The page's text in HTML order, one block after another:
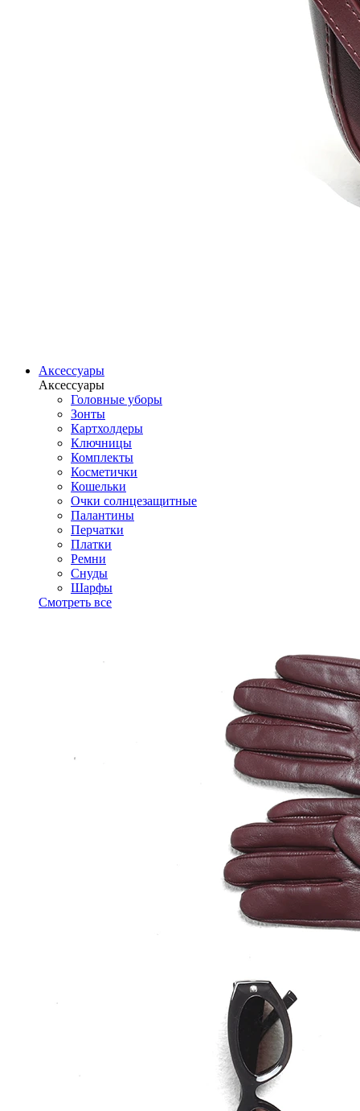
Аксессуары
Аксессуары
Головные уборы
Зонты
Картхолдеры
Ключницы
Комплекты
Косметички
Кошельки
Очки солнцезащитные
Палантины
Перчатки
Платки
Ремни
Снуды
Шарфы
Смотреть все